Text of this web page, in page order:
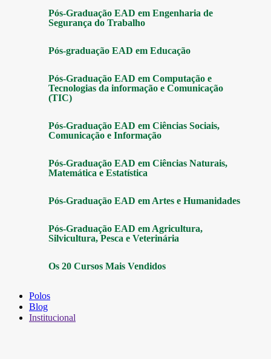
Pós-Graduação EAD em Engenharia de
Segurança do Trabalho
Pós-graduação EAD em Educação
Pós-Graduação EAD em Computação e
Tecnologias da informação e Comunicação
(TIC)
Pós-Graduação EAD em Ciências Sociais,
Comunicação e Informação
Pós-Graduação EAD em Ciências Naturais,
Matemática e Estatística
Pós-Graduação EAD em Artes e Humanidades
Pós-Graduação EAD em Agricultura,
Silvicultura, Pesca e Veterinária
Os 20 Cursos Mais Vendidos
Polos
Blog
Institucional